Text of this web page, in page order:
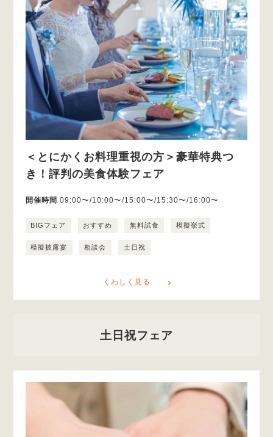
＜とにかくお料理重視の方＞豪華特典つ
き！評判の美食体験フェア
開催時間 09:00〜/10:00〜/15:00〜/15:30〜/16:00〜
BIGフェア おすすめ 無料試食 模擬挙式
模擬披露宴 相談会 土日祝
くわしく見る
土日祝フェア